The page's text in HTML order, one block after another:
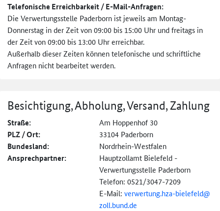
Telefonische Erreichbarkeit / E-Mail-Anfragen:
Die Verwertungsstelle Paderborn ist jeweils am Montag-
Donnerstag in der Zeit von 09:00 bis 15:00 Uhr und freitags in
der Zeit von 09:00 bis 13:00 Uhr erreichbar.
Außerhalb dieser Zeiten können telefonische und schriftliche
Anfragen nicht bearbeitet werden.
Besichtigung, Abholung, Versand, Zahlung
Straße: Am Hoppenhof 30
PLZ / Ort: 33104 Paderborn
Bundesland: Nordrhein-Westfalen
Ansprechpartner:
Hauptzollamt Bielefeld -
Verwertungsstelle Paderborn
Telefon: 0521/3047-7209
E-Mail: verwertung.hza-bielefeld@
zoll.bund.de